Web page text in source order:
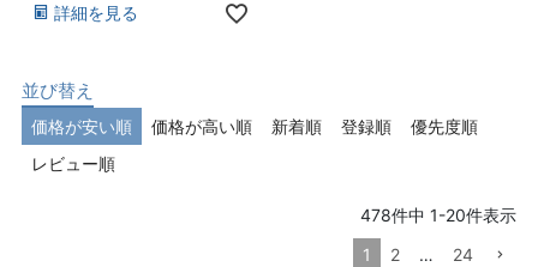
詳細を見る
並び替え
価格が安い順 価格が高い順 新着順 登録順
優先度順
レビュー順
478件中 1-20件表示
1
2 … 24